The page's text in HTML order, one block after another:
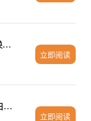
google浏览器多账户切换操作实践教程
立即阅读
谷歌浏览器下载出现空白提示页面如何修复
立即阅读